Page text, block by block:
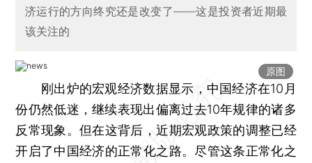
济运行的方向终究还是改变了——这是投资者近期最
该关注的
原图
刚出炉的宏观经济数据显示，中国经济在10月
份仍然低迷，继续表现出偏离过去10年规律的诸多
反常现象。但在这背后，近期宏观政策的调整已经
开启了中国经济的正常化之路。尽管这条正常化之